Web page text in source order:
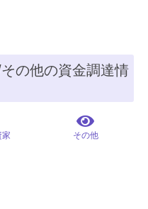
の他の資金調達情
家 その他